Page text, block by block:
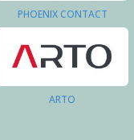
PHOENIX CONTACT
ARTO